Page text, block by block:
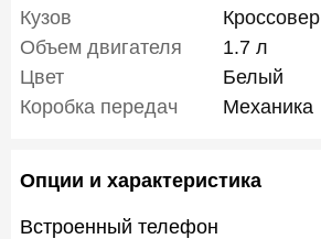
Кузов
Кроссовер
Объем двигателя
1.7 л
Цвет
Белый
Коробка передач
Механика
Опции и характеристика
Встроенный телефон